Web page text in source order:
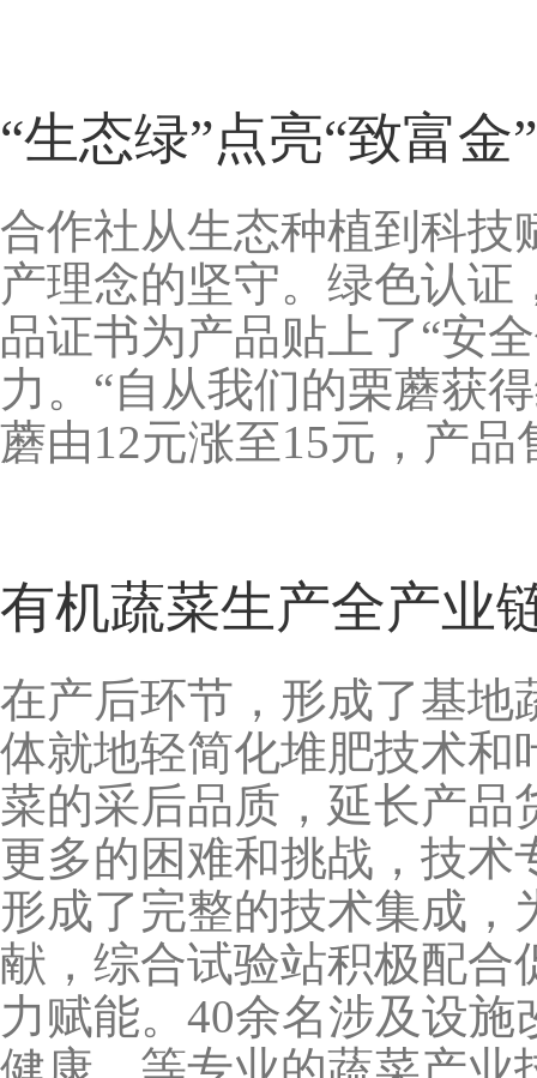
“生态绿”点亮“致富
合作社从生态种植到科技
产理念的坚守。绿色认证
品证书为产品贴上了“安
力。“自从我们的栗蘑获
蘑由12元涨至15元，产品
有机蔬菜生产全产业
在产后环节，形成了基地
体就地轻简化堆肥技术和
菜的采后品质，延长产品
更多的困难和挑战，技
形成了完整的技术集成
献，综合试验站积极配合
力赋能。40余名涉及设